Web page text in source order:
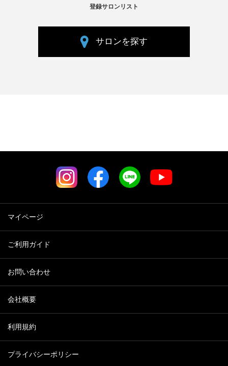
登録サロンリスト
サロンを探す
マイページ
ご利用ガイド
お問い合わせ
会社概要
利用規約
プライバシーポリシー